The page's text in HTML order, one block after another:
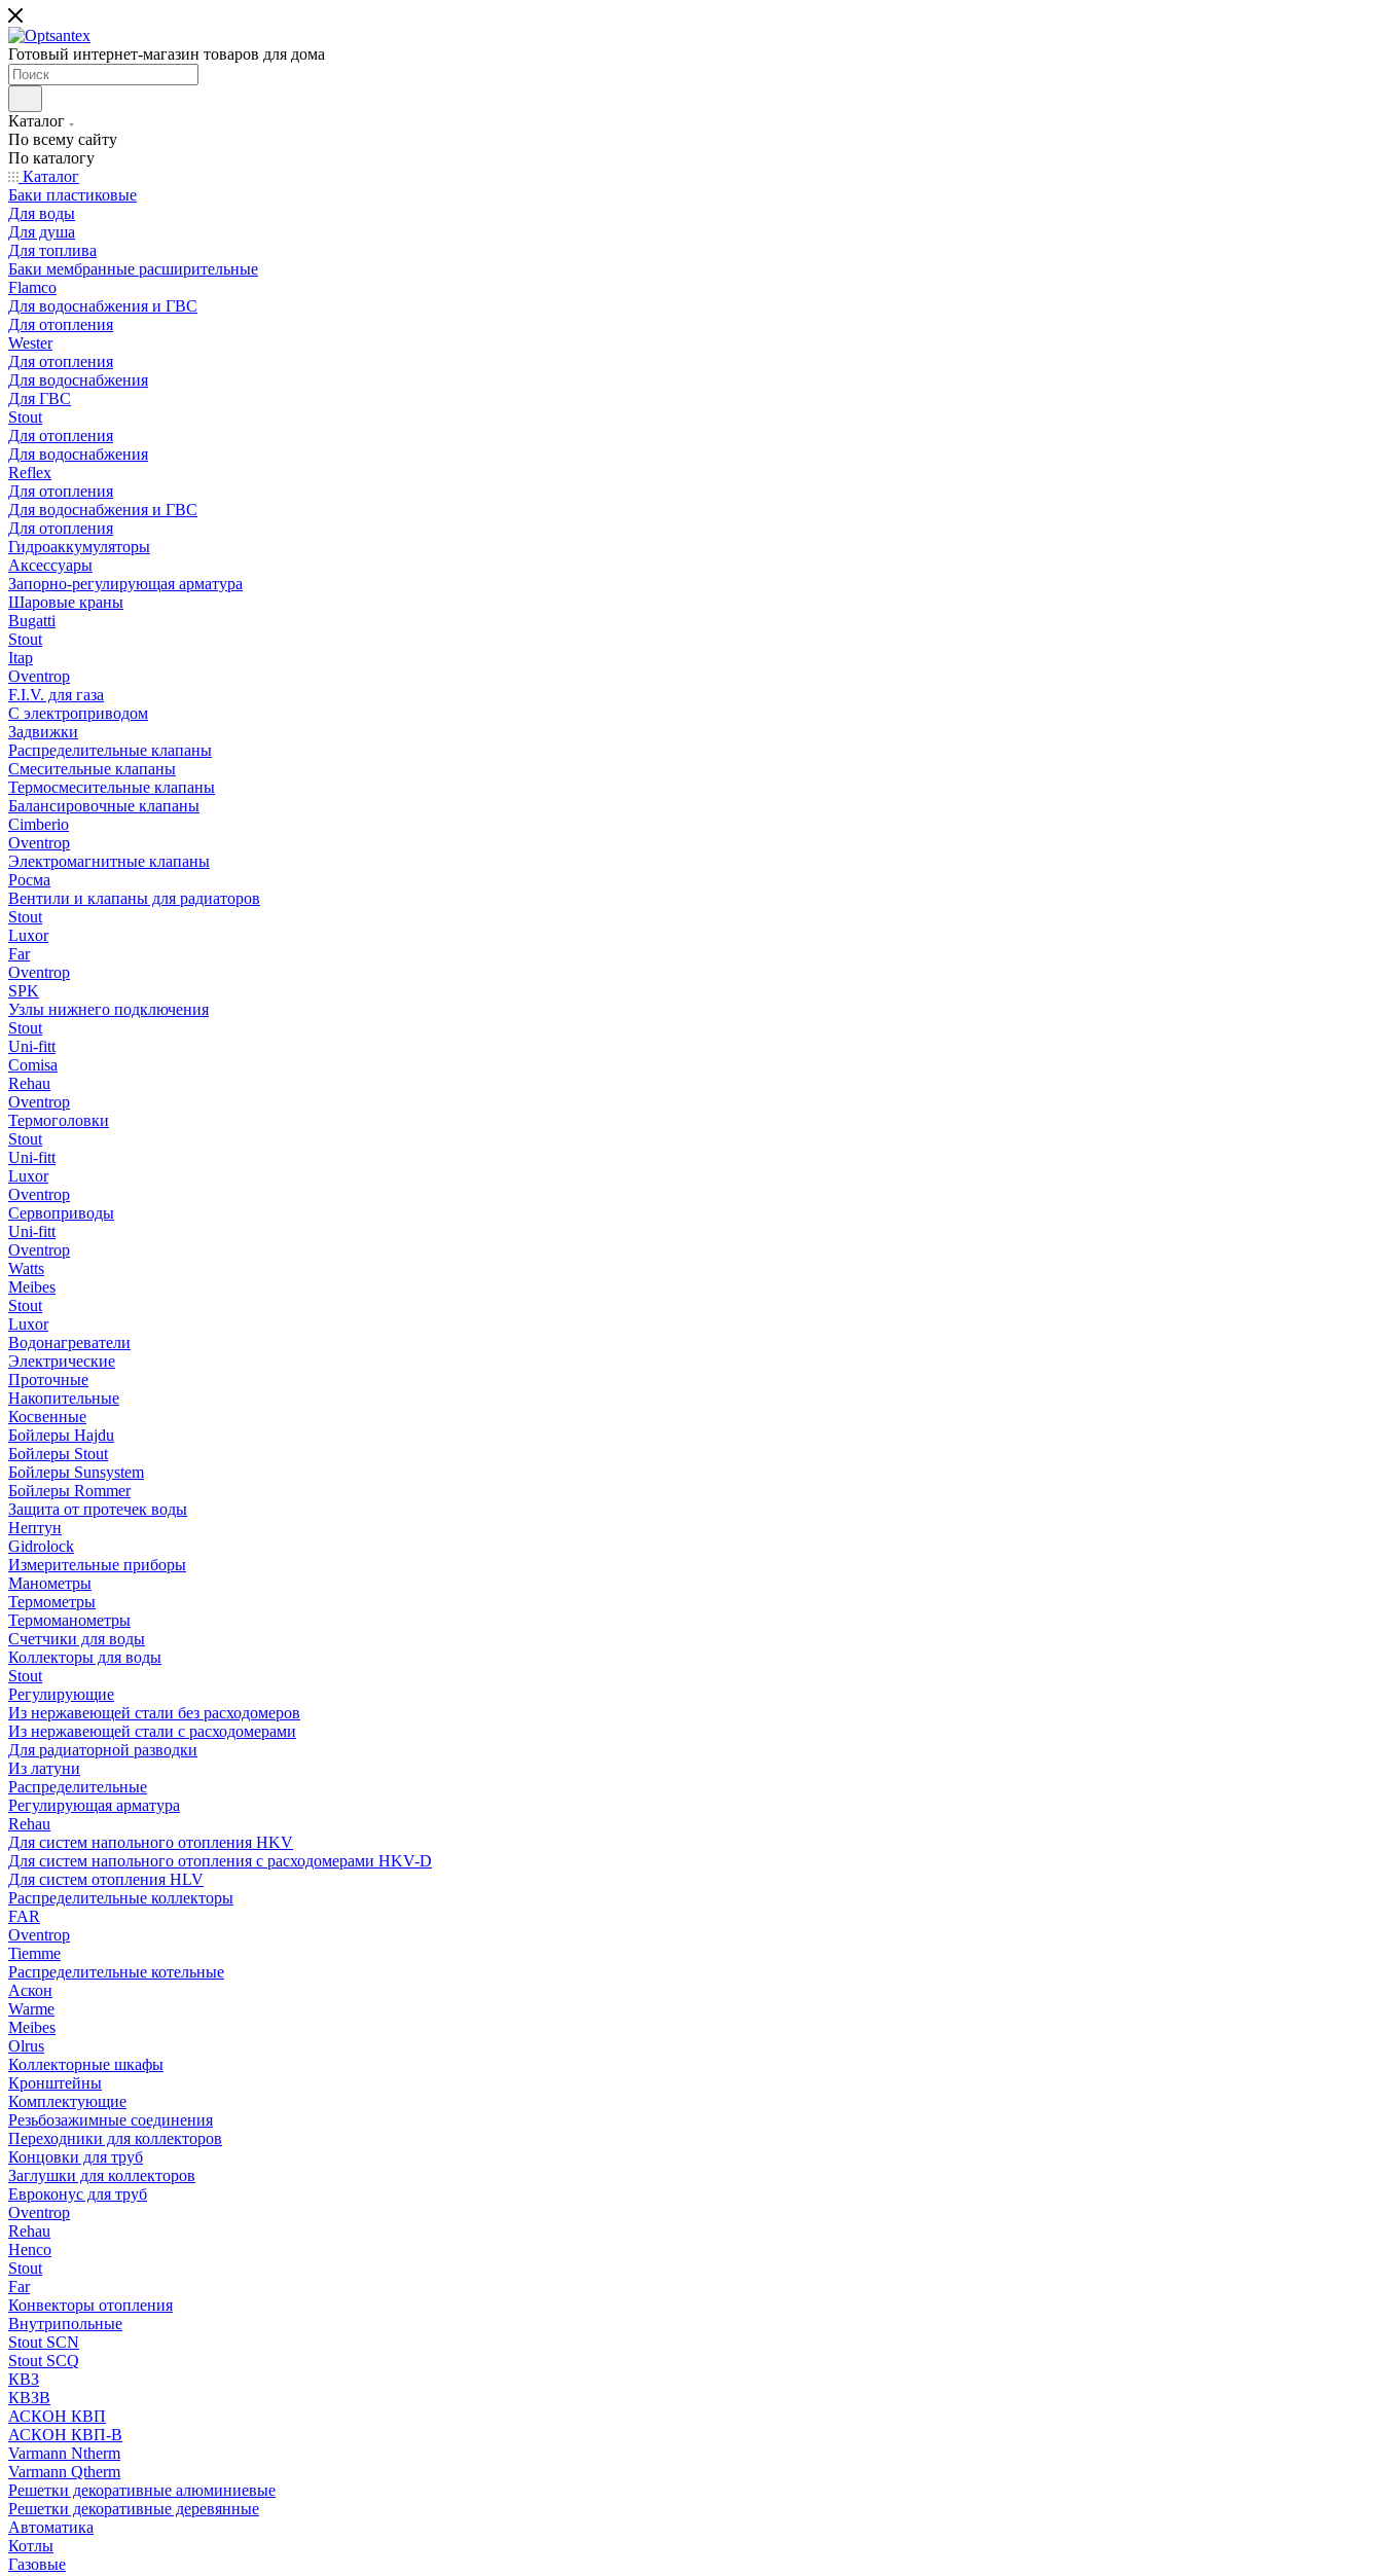
Готовый интернет-магазин товаров для дома
Каталог
По всему сайту
По каталогу
Каталог
Баки пластиковые
Для воды
Для душа
Для топлива
Баки мембранные расширительные
Flamco
Для водоснабжения и ГВС
Для отопления
Wester
Для отопления
Для водоснабжения
Для ГВС
Stout
Для отопления
Для водоснабжения
Reflex
Для отопления
Для водоснабжения и ГВС
Для отопления
Гидроаккумуляторы
Аксессуары
Запорно-регулирующая арматура
Шаровые краны
Bugatti
Stout
Itap
Oventrop
F.I.V. для газа
С электроприводом
Задвижки
Распределительные клапаны
Cмесительные клапаны
Термосмесительные клапаны
Балансировочные клапаны
Cimberio
Oventrop
Электромагнитные клапаны
Росма
Вентили и клапаны для радиаторов
Stout
Luxor
Far
Oventrop
SPK
Узлы нижнего подключения
Stout
Uni-fitt
Comisa
Rehau
Oventrop
Термоголовки
Stout
Uni-fitt
Luxor
Oventrop
Сервоприводы
Uni-fitt
Oventrop
Watts
Meibes
Stout
Luxor
Водонагреватели
Электрические
Проточные
Накопительные
Косвенные
Бойлеры Hajdu
Бойлеры Stout
Бойлеры Sunsystem
Бойлеры Rommer
Защита от протечек воды
Нептун
Gidrolock
Измерительные приборы
Манометры
Термометры
Термоманометры
Счетчики для воды
Коллекторы для воды
Stout
Регулирующие
Из нержавеющей стали без расходомеров
Из нержавеющей стали с расходомерами
Для радиаторной разводки
Из латуни
Распределительные
Регулирующая арматура
Rehau
Для систем напольного отопления HKV
Для систем напольного отопления с расходомерами HKV-D
Для систем отопления HLV
Распределительные коллекторы
FAR
Oventrop
Tiemme
Распределительные котельные
Аскон
Warme
Meibes
Olrus
Коллекторные шкафы
Кронштейны
Комплектующие
Резьбозажимные соединения
Переходники для коллекторов
Концовки для труб
Заглушки для коллекторов
Евроконус для труб
Oventrop
Rehau
Henco
Stout
Far
Конвекторы отопления
Внутрипольные
Stout SCN
Stout SCQ
КВЗ
КВЗВ
АСКОН КВП
АСКОН КВП-В
Varmann Ntherm
Varmann Qtherm
Решетки декоративные алюминиевые
Решетки декоративные деревянные
Автоматика
Котлы
Газовые